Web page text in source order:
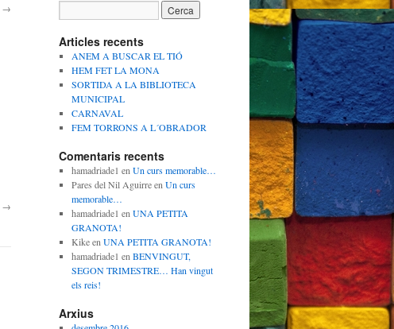
→
→
Articles recents
ANEM A BUSCAR EL TIÓ
HEM FET LA MONA
SORTIDA A LA BIBLIOTECA
MUNICIPAL
CARNAVAL
FEM TORRONS A L´OBRADOR
Comentaris recents
hamadriade1 en Un curs memorable…
Pares del Nil Aguirreen Un curs
memorable…
hamadriade1 en UNA PETITA
GRANOTA!
Kikeen UNA PETITA GRANOTA!
hamadriade1 en BENVINGUT,
SEGON TRIMESTRE… Han vingut
els reis!
Arxius